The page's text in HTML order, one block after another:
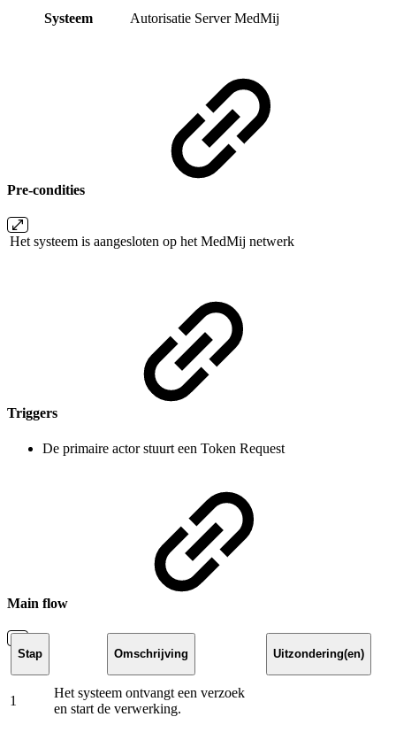
Systeem Autorisatie Server MedMij
Pre-condities
Het systeem is aangesloten op het MedMij netwerk
Triggers
De primaire actor stuurt een Token Request
Main flow
Stap Omschrijving Uitzondering(en)
1
Het systeem ontvangt een verzoek
en start de verwerking.